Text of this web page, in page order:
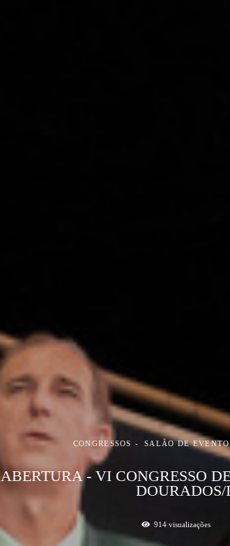
CONGRESSOS SALÃO DE
ABERTURA - VI CONGRESSO
DOURADOS/
914 visualizações